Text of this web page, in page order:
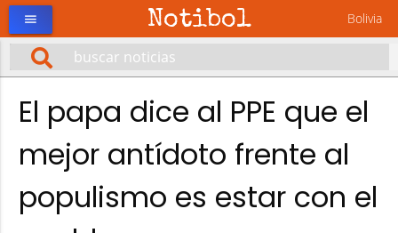
Notibol Bolivia
menu
El papa dice al PPE que el
mejor antídoto frente al
populismo es estar con el